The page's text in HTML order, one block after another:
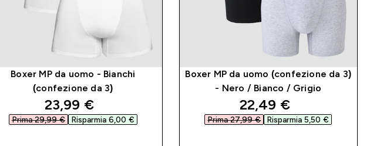
Boxer MP da uomo - Bianchi
(confezione da 3)
discounted price
23,99 €‎
Prima 29,99 €‎ Risparmia 6,00 €‎
Boxer MP da uomo (confezione da 3)
- Nero / Bianco / Grigio
discounted price
22,49 €‎
Prima 27,99 €‎ Risparmia 5,50 €‎